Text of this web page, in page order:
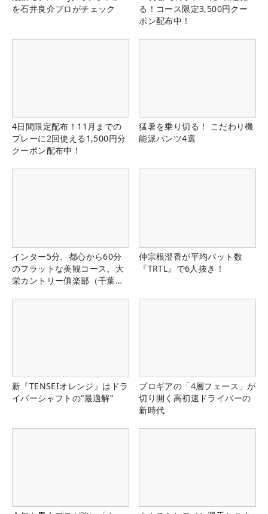
を石井良介プロがチェック
る！コース限定3,500円クー
ポン配布中！
4日間限定配布！11月までの
プレーに2回使える1,500円分
クーポン配布中！
猛暑を乗り切る！ こだわり機
能派パンツ4選
インター5分、都心から60分
のフラットな美観コース。大
栄カントリー俱楽部（千葉
仲宗根澄香が平均パット数
『TRTL』で6人抜き！
新『TENSEIオレンジ』はドラ
イバーシャフトの“最適解”
プロギアの「4層フェース」が
切り開く高初速ドライバーの
新時代